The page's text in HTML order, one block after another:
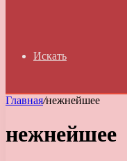
Искать
Главная/нежнейшее
нежнейшее